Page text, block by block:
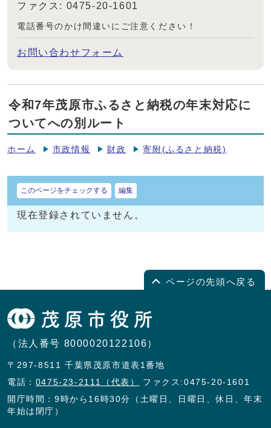
ファクス: 0475-20-1601
電話番号のかけ間違いにご注意ください！
お問い合わせフォーム
令和7年茂原市ふるさと納税の年末対応に
ついてへの別ルート
ホーム 市政情報 財政 寄附(ふるさと納税)
このページをチェックする 編集
現在登録されていません。
ページの先頭へ戻る
（法人番号 8000020122106）
〒297-8511 千葉県茂原市道表1番地
電話： 0475-23-2111（代表）
ファクス:0475-20-1601
開庁時間：9時から16時30分（土曜日、日曜日、休日、年末
年始は閉庁）